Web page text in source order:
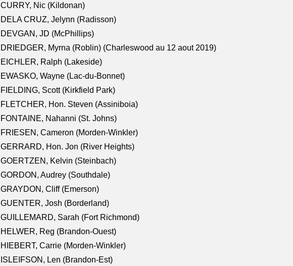
CURRY, Nic (Kildonan)
DELA CRUZ, Jelynn (Radisson)
DEVGAN, JD (McPhillips)
DRIEDGER, Myrna (Roblin) (Charleswood au 12 aout 2019)
EICHLER, Ralph (Lakeside)
EWASKO, Wayne (Lac-du-Bonnet)
FIELDING, Scott (Kirkfield Park)
FLETCHER, Hon. Steven (Assiniboia)
FONTAINE, Nahanni (St. Johns)
FRIESEN, Cameron (Morden-Winkler)
GERRARD, Hon. Jon (River Heights)
GOERTZEN, Kelvin (Steinbach)
GORDON, Audrey (Southdale)
GRAYDON, Cliff (Emerson)
GUENTER, Josh (Borderland)
GUILLEMARD, Sarah (Fort Richmond)
HELWER, Reg (Brandon-Ouest)
HIEBERT, Carrie (Morden-Winkler)
ISLEIFSON, Len (Brandon-Est)